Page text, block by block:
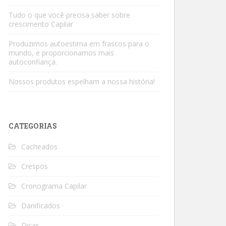
Tudo o que você precisa saber sobre
crescimento Capilar
Produzimos autoestima em frascos para o
mundo, e proporcionamos mais
autoconfiança.
Nossos produtos espelham a nossa história!
CATEGORIAS
Cacheados
Crespos
Cronograma Capilar
Danificados